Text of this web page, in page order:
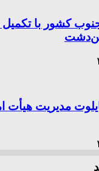
کشور با
مدیریت هیأت